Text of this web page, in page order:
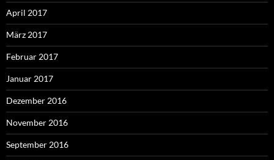
April 2017
März 2017
Februar 2017
Januar 2017
Dezember 2016
November 2016
September 2016